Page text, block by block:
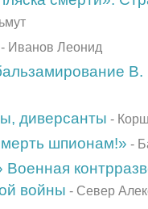
- Иванов Леонид
диверсанты -
шпионам!» -
войны - Север